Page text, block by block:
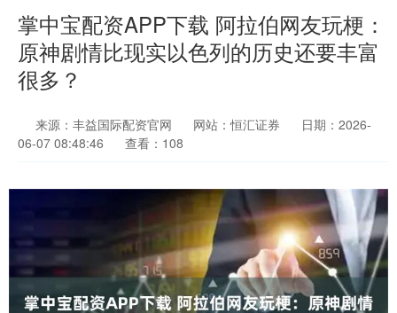
掌中宝配资APP下载 阿拉伯网友玩梗：
原神剧情比现实以色列的历史还要丰富
很多？
来源：丰益国际配资官网 网站：恒汇证券
日期：2026-
06-07 08:48:46
查看：108